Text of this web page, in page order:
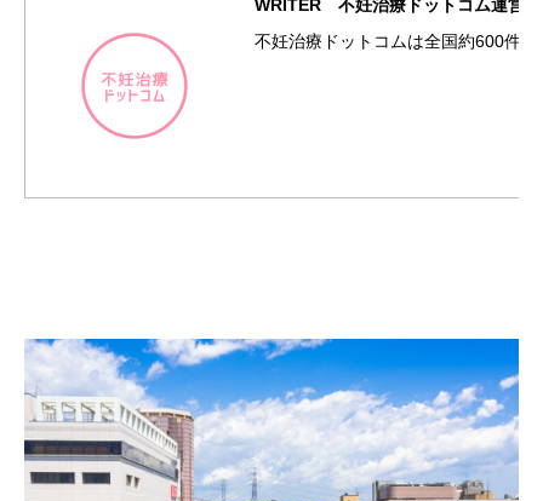
WRITER 不妊治療ドットコム運営
不妊治療ドットコムは全国約600件